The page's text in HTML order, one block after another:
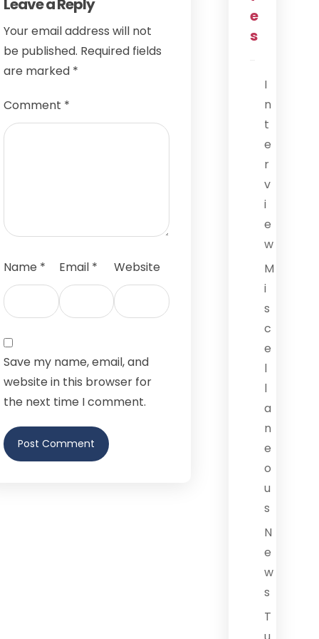
Leave a Reply
Your email address will not
be published. Required fields
are marked *
Comment *
Name * Email * Website
Save my name, email, and
website in this browser for
the next time I comment.
Post Comment
e
s
I
n
t
e
r
v
i
e
w
M
i
s
c
e
l
l
a
n
e
o
u
s
N
e
w
s
T